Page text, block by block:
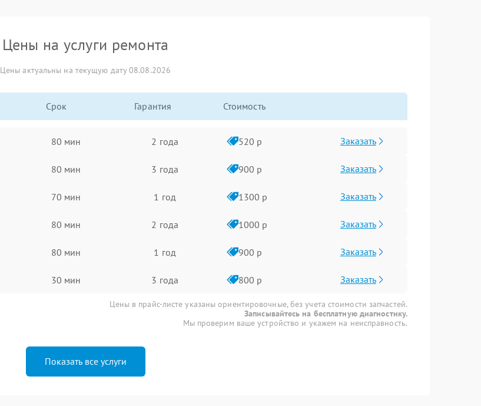
Цены на услуги ремонта
Цены актуальны на текущую дату 08.08.2026
Срок Гарантия Стоимость
80 мин 2 года 520 р Заказать
80 мин 3 года 900 р Заказать
70 мин 1 год 1300 р Заказать
80 мин 2 года 1000 р Заказать
80 мин 1 год 900 р Заказать
30 мин 3 года 800 р Заказать
Цены в прайс-листе указаны ориентировочные, без учета стоимости запчастей.
Записывайтесь на бесплатную диагностику.
Мы проверим ваше устройство и укажем на неисправность.
Показать все услуги